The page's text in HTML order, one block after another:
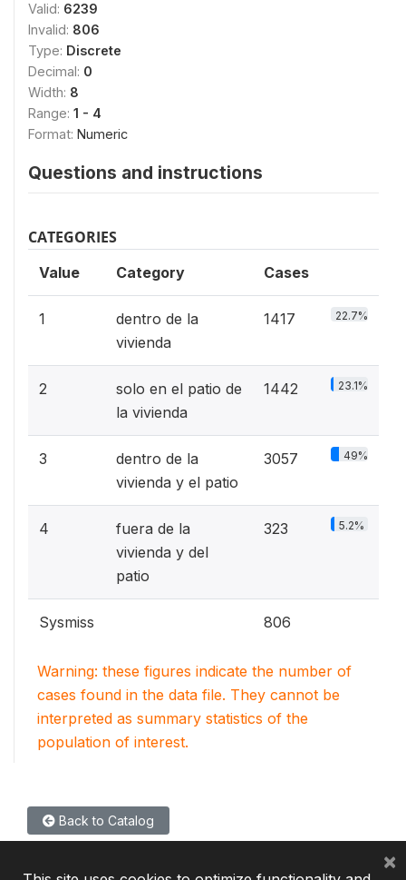
Valid: 6239
Invalid: 806
Type: Discrete
Decimal: 0
Width: 8
Range: 1 - 4
Format: Numeric
Questions and instructions
CATEGORIES
Value Category Cases
1
dentro de la
vivienda
1417 22.7%
2
solo en el patio de
la vivienda
1442 23.1%
3
dentro de la
vivienda y el patio
3057 49%
4
fuera de la
vivienda y del
patio
323 5.2%
Sysmiss 806
Warning: these figures indicate the number of
cases found in the data file. They cannot be
interpreted as summary statistics of the
population of interest.
Back to Catalog
×